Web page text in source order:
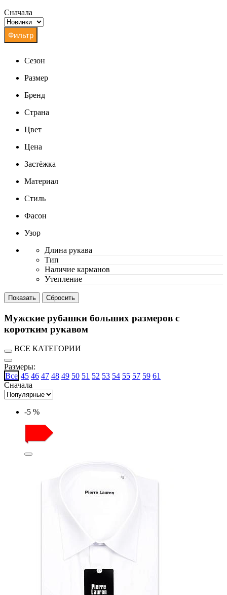
Сначала
Сезон
Размер
Бренд
Страна
Цвет
Цена
Застёжка
Материал
Стиль
Фасон
Узор
Длина рукава
Тип
Наличие карманов
Утепление
Мужские рубашки больших размеров с
коротким рукавом
ВСЕ КАТЕГОРИИ
Размеры:
Все 45 46 47 48 49 50 51 52 53 54 55 57 59 61
Сначала
-5 %